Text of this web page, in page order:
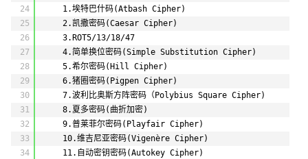
24
25
26
27
28
29
30
31
32
33
34
1.埃特巴什码(Atbash Cipher)
2.凯撒密码(Caesar Cipher)
3.ROT5/13/18/47
4.简单换位密码(Simple Substitution Cipher)
5.希尔密码(Hill Cipher)
6.猪圈密码(Pigpen Cipher)
7.波利比奥斯方阵密码（Polybius Square Cipher)
8.夏多密码(曲折加密)
9.普莱菲尔密码(Playfair Cipher)
10.维吉尼亚密码(Vigenère Cipher)
11.自动密钥密码(Autokey Cipher)